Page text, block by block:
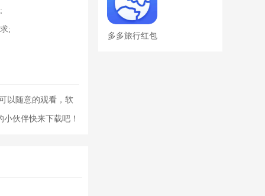
;
以随意的观看，软
伙伴快来下载吧！
多多旅行红包